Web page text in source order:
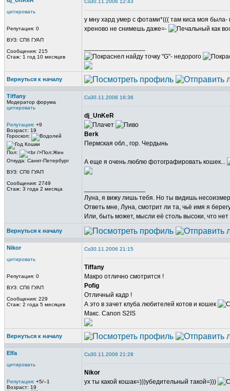
цитировать
Репутация: 0
ВУЗ: СПб ГУАП
Сообщения: 215
Стаж: 1 год 10 месяцев
30.11.2006 12:43
у мну хард умер с фотами*((( там киса моя
хреново не снимешь даже=-
как
найду точку "G"- недорого
Вернуться к началу
Tiffany
Модератор форума
цитировать
Репутация: +9
Возраст: 19
Гороскоп:
Пол:
Откуда: Санкт-Петербург
ВУЗ: СПб ГУАП
Сообщения: 2749
Стаж: 3 года 2 месяца
30.11.2006 16:36
dj_UnKeR
Berk
Пермская обл., гор. Чердынь
А еще я очень люблю фотографировать кошек...
Луна, я вижу лишь тебя. Но ты видишь
Ответь мне, Луна, смотрит ли та, чьё имя я
Или, быть может, мысли её столь высоки, что
Вернуться к началу
Nikor
цитировать
Репутация: 0
ВУЗ: СПб ГУАП
Сообщения: 229
Стаж: 2 года 5 месяцев
30.11.2006 21:15
Tiffany
Макро отлично смотрится !
Pofig
Отличный кадр !
А это в зачет клуба любителей котов и кошек
Макс. Canon S2IS
Вернуться к началу
Elfa
цитировать
Репутация: +5/–1
Возраст: 19
30.11.2006 21:28
Nikor
ух ты какой кошак=)))убедительный такой=)))